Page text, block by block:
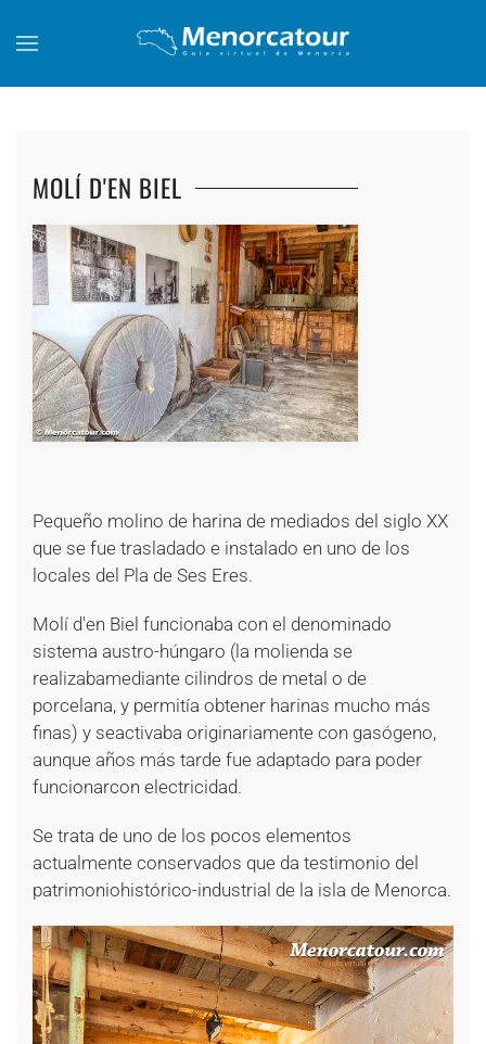
Skip to main content
MOLÍ D'EN BIEL
Pequeño molino de harina de mediados del siglo XX
que se fue trasladado e instalado en uno de los
locales del Pla de Ses Eres.
Molí d'en Biel funcionaba con el denominado
sistema austro-húngaro (la molienda se
realizabamediante cilindros de metal o de
porcelana, y permitía obtener harinas mucho más
finas) y seactivaba originariamente con gasógeno,
aunque años más tarde fue adaptado para poder
funcionarcon electricidad.
Se trata de uno de los pocos elementos
actualmente conservados que da testimonio del
patrimoniohistórico-industrial de la isla de Menorca.